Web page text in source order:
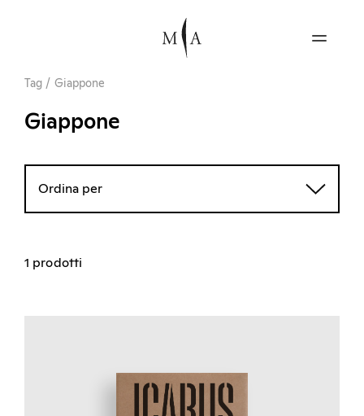
Tag / Giappone
Giappone
Ordina per
1 prodotti